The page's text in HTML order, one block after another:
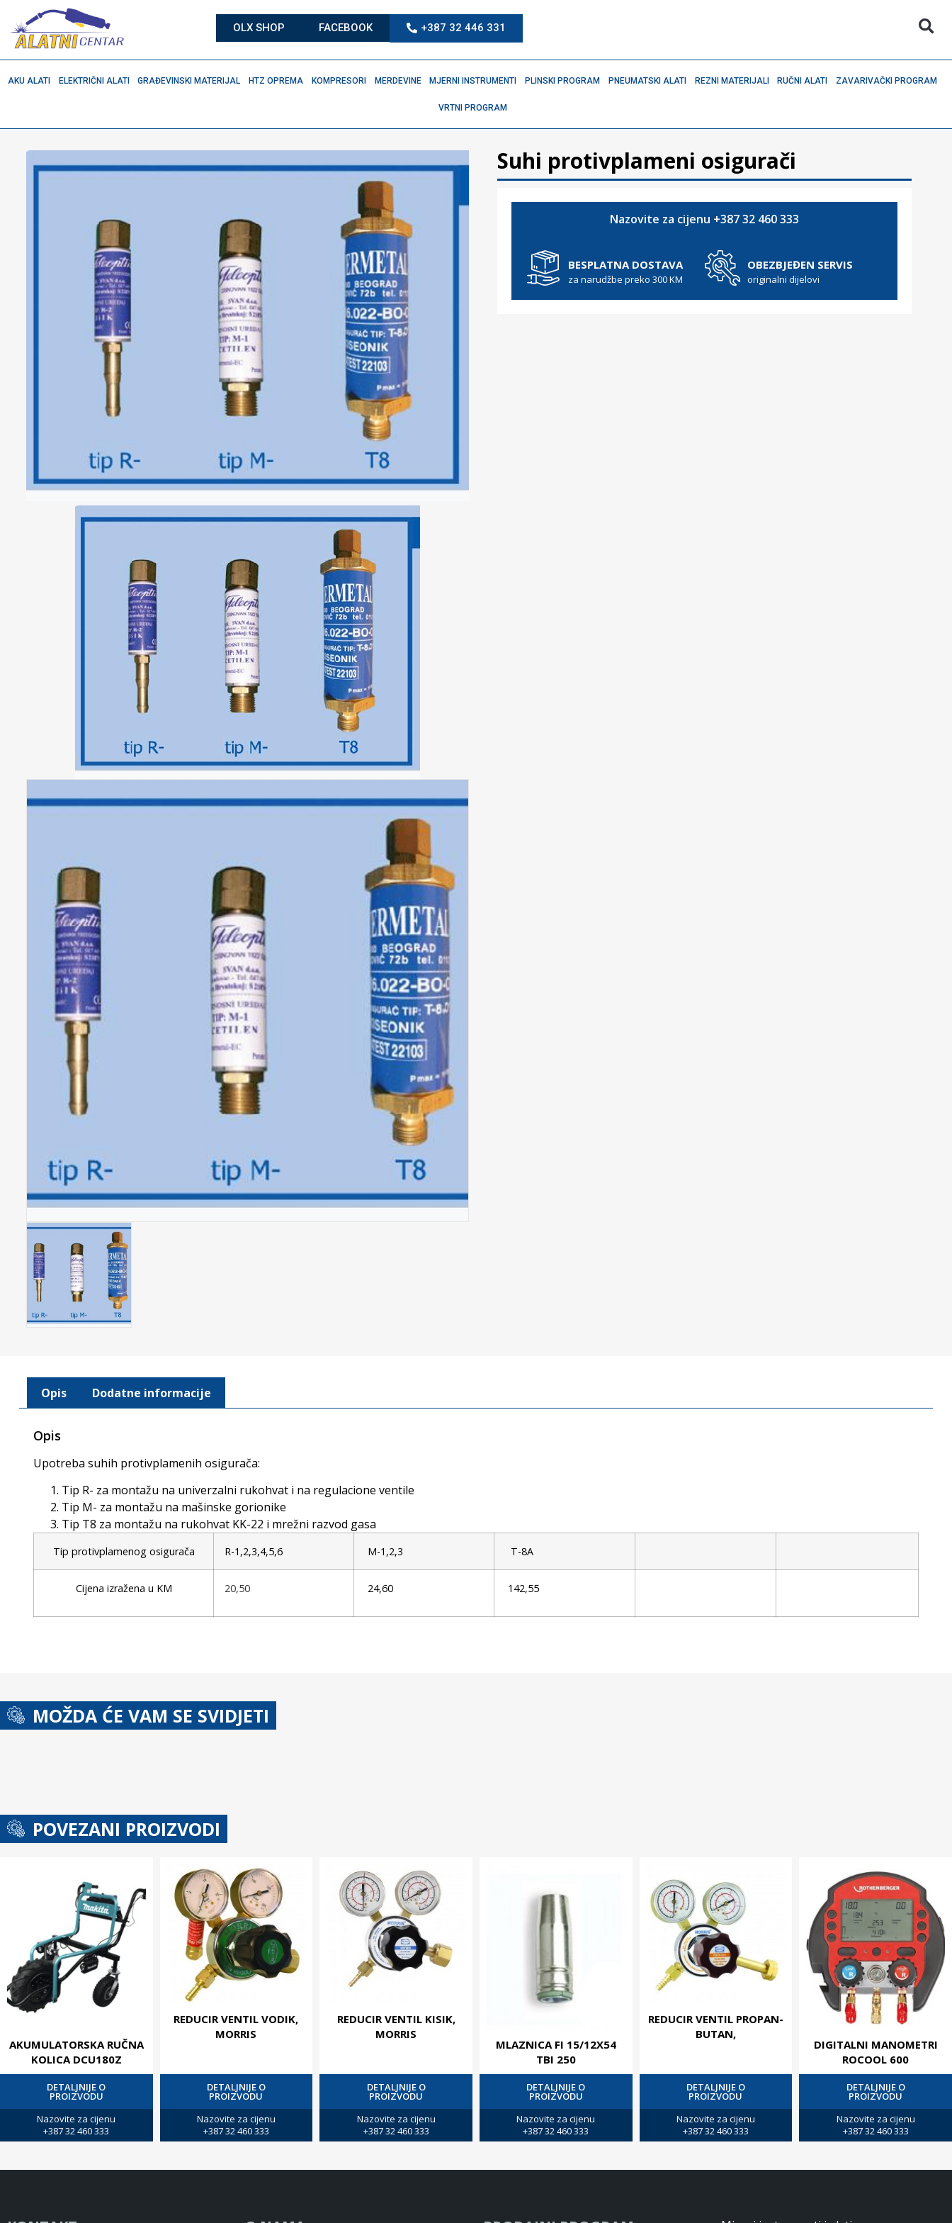
OLX SHOP FACEBOOK +387 32 446 331
AKU ALATI ELEKTRIČNI ALATI GRAĐEVINSKI MATERIJAL HTZ OPREMA KOMPRESORI MERDEVINE MJERNI INSTRUMENTI PLINSKI PROGRAM PNEUMATSKI ALATI REZNI MATERIJALI RUČNI ALATI ZAVARIVAČKI PROGRAM
VRTNI PROGRAM
Suhi protivplameni osigurači
Nazovite za cijenu +387 32 460 333
BESPLATNA DOSTAVA
za narudžbe preko 300 KM
OBEZBJEĐEN SERVIS
originalni dijelovi
Opis Dodatne informacije
Opis
Upotreba suhih protivplamenih osigurača:
Tip R- za montažu na univerzalni rukohvat i na regulacione ventile
Tip M- za montažu na mašinske gorionike
Tip T8 za montažu na rukohvat KK-22 i mrežni razvod gasa
Tip protivplamenog osigurača R-1,2,3,4,5,6 M-1,2,3 T-8A
Cijena izražena u KM 20,50 24,60 142,55
MOŽDA ĆE VAM SE SVIDJETI
POVEZANI PROIZVODI
AKUMULATORSKA RUČNA
KOLICA DCU180Z
DETALJNIJE O
PROIZVODU
Nazovite za cijenu
+387 32 460 333
REDUCIR VENTIL VODIK,
MORRIS
DETALJNIJE O
PROIZVODU
Nazovite za cijenu
+387 32 460 333
REDUCIR VENTIL KISIK,
MORRIS
DETALJNIJE O
PROIZVODU
Nazovite za cijenu
+387 32 460 333
MLAZNICA FI 15/12X54
TBI 250
DETALJNIJE O
PROIZVODU
Nazovite za cijenu
+387 32 460 333
REDUCIR VENTIL PROPAN-
BUTAN,
DETALJNIJE O
PROIZVODU
Nazovite za cijenu
+387 32 460 333
DIGITALNI MANOMETRI
ROCOOL 600
DETALJNIJE O
PROIZVODU
Nazovite za cijenu
+387 32 460 333